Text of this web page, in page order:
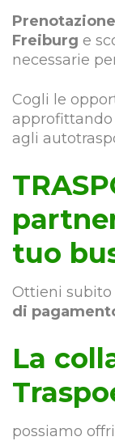
Freiburg e
necessarie
Cogli le
agli
tuo
Ottieni subito
di
La
possiamo